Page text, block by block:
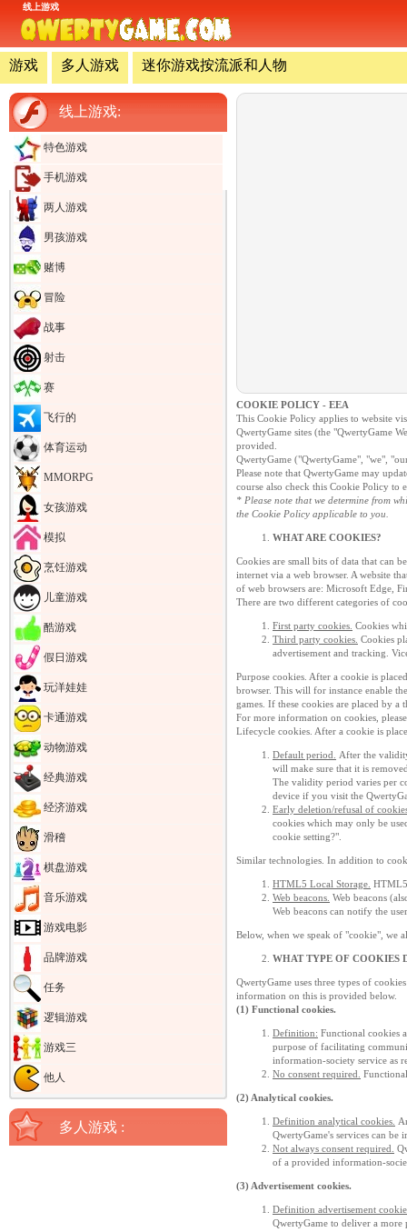
线上游戏
游戏 多人游戏 迷你游戏按流派和人物
线上游戏:
特色游戏
手机游戏
两人游戏
男孩游戏
赌博
冒险
战事
射击
赛
飞行的
体育运动
MMORPG
女孩游戏
模拟
烹饪游戏
儿童游戏
酷游戏
假日游戏
玩洋娃娃
卡通游戏
动物游戏
经典游戏
经济游戏
滑稽
棋盘游戏
音乐游戏
游戏电影
品牌游戏
任务
逻辑游戏
游戏三
他人
多人游戏 :
COOKIE POLICY - EEA
This Cookie Policy applies to website
QwertyGame sites (the "QwertyGame
provided.
QwertyGame ("QwertyGame", "we",
Please note that QwertyGame may
course also check this Cookie Policy to
* Please note that we determine from
the Cookie Policy applicable to you.
WHAT ARE COOKIES?
Cookies are small bits of data that can
internet via a web browser. A website
of web browsers are: Microsoft Edge,
There are two different categories of
First party cookies. Cookies
Third party cookies. Cookies
advertisement and tracking.
Purpose cookies. After a cookie is
browser. This will for instance enable
games. If these cookies are placed by
For more information on cookies,
Lifecycle cookies. After a cookie is
Default period.
After the
will make sure that it is
The validity period varies per
device if you visit the
Early deletion/refusal of
cookies which may only be
cookie setting?".
Similar technologies. In addition to
HTML5 Local Storage. HTML5
Web beacons. Web beacons
Web beacons can notify the
Below, when we speak of "cookie", we
WHAT TYPE OF COOKIES
QwertyGame uses three types of
information on this is provided below.
(1) Functional cookies.
Definition: Functional cookies
purpose of facilitating
information-society service as
No consent required.
(2) Analytical cookies.
Definition analytical cookies.
QwertyGame's services can be
Not always consent required.
of a provided information-
(3) Advertisement cookies.
Definition advertisement
QwertyGame to deliver a more